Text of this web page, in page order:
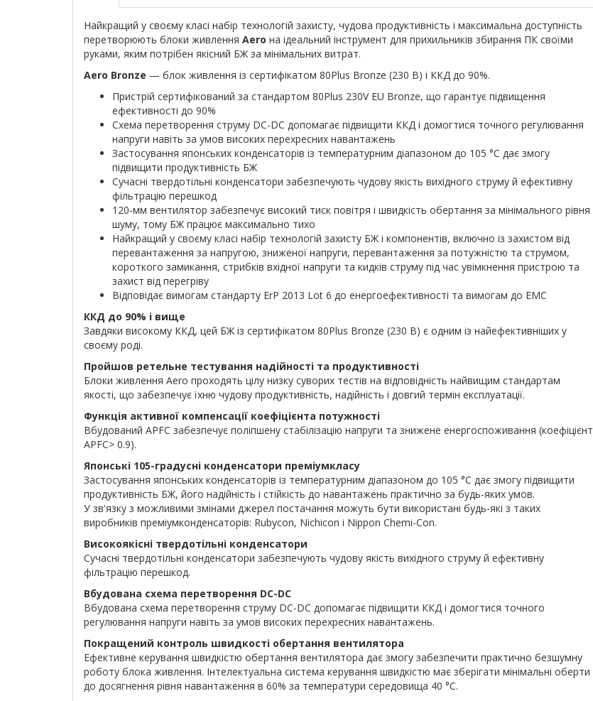
Найкращий у своєму класі набір технологій захисту, чудова продуктивність і максимальна доступність
перетворюють блоки живлення Aero на ідеальний інструмент для прихильників збирання ПК своїми
руками, яким потрібен якісний БЖ за мінімальних витрат.
Aero Bronze — блок живлення із сертифікатом 80Plus Bronze (230 В) і ККД до 90%.
Пристрій сертифікований за стандартом 80Plus 230V EU Bronze, що гарантує підвищення
ефективності до 90%
Схема перетворення струму DC-DC допомагає підвищити ККД і домогтися точного регулювання
напруги навіть за умов високих перехресних навантажень
Застосування японських конденсаторів із температурним діапазоном до 105 °C дає змогу
підвищити продуктивність БЖ
Сучасні твердотільні конденсатори забезпечують чудову якість вихідного струму й ефективну
фільтрацію перешкод
120-мм вентилятор забезпечує високий тиск повітря і швидкість обертання за мінімального рівня
шуму, тому БЖ працює максимально тихо
Найкращий у своєму класі набір технологій захисту БЖ і компонентів, включно із захистом від
перевантаження за напругою, зниженої напруги, перевантаження за потужністю та струмом,
короткого замикання, стрибків вхідної напруги та кидків струму під час увімкнення пристрою та
захист від перегріву
Відповідає вимогам стандарту ErP 2013 Lot 6 до енергоефективності та вимогам до ЕМС
ККД до 90% і вище
Завдяки високому ККД, цей БЖ із сертифікатом 80Plus Bronze (230 В) є одним із найефективніших у
своєму роді.
Пройшов ретельне тестування надійності та продуктивності
Блоки живлення Aero проходять цілу низку суворих тестів на відповідність найвищим стандартам
якості, що забезпечує їхню чудову продуктивність, надійність і довгий термін експлуатації.
Функція активної компенсації коефіцієнта потужності
Вбудований APFC забезпечує поліпшену стабілізацію напруги та знижене енергоспоживання (коефіцієнт
APFC> 0.9).
Японські 105-градусні конденсатори преміумкласу
Застосування японських конденсаторів із температурним діапазоном до 105 °C дає змогу підвищити
продуктивність БЖ, його надійність і стійкість до навантажень практично за будь-яких умов.
У зв'язку з можливими змінами джерел постачання можуть бути використані будь-які з таких
виробників преміумконденсаторів: Rubycon, Nichicon і Nippon Chemi-Con.
Високоякісні твердотільні конденсатори
Сучасні твердотільні конденсатори забезпечують чудову якість вихідного струму й ефективну
фільтрацію перешкод.
Вбудована схема перетворення DC-DC
Вбудована схема перетворення струму DC-DC допомагає підвищити ККД і домогтися точного
регулювання напруги навіть за умов високих перехресних навантажень.
Покращений контроль швидкості обертання вентилятора
Ефективне керування швидкістю обертання вентилятора дає змогу забезпечити практично безшумну
роботу блока живлення. Інтелектуальна система керування швидкістю має зберігати мінімальні оберти
до досягнення рівня навантаження в 60% за температури середовища 40 °C.